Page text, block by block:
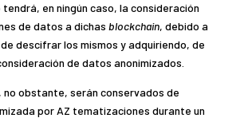
en ningún caso, la consideración
de datos a dichas blockchain, debido a
descifrar los mismos y adquiriendo, de
de datos anonimizados.
no obstante, serán conservados de
por AZ tematizaciones durante un